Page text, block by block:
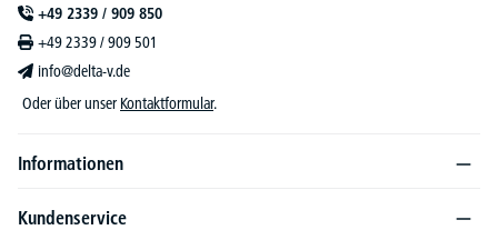
+49 2339 / 909 850
+49 2339 / 909 501
info@delta-v.de
Oder über unser Kontaktformular.
Informationen
Kundenservice